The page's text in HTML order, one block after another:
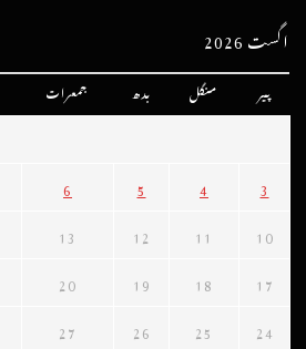
اگست 2026
پیر منگل بدھ جمعرات
3
4
5
6
10
11
12
13
17
18
19
20
24
25
26
27